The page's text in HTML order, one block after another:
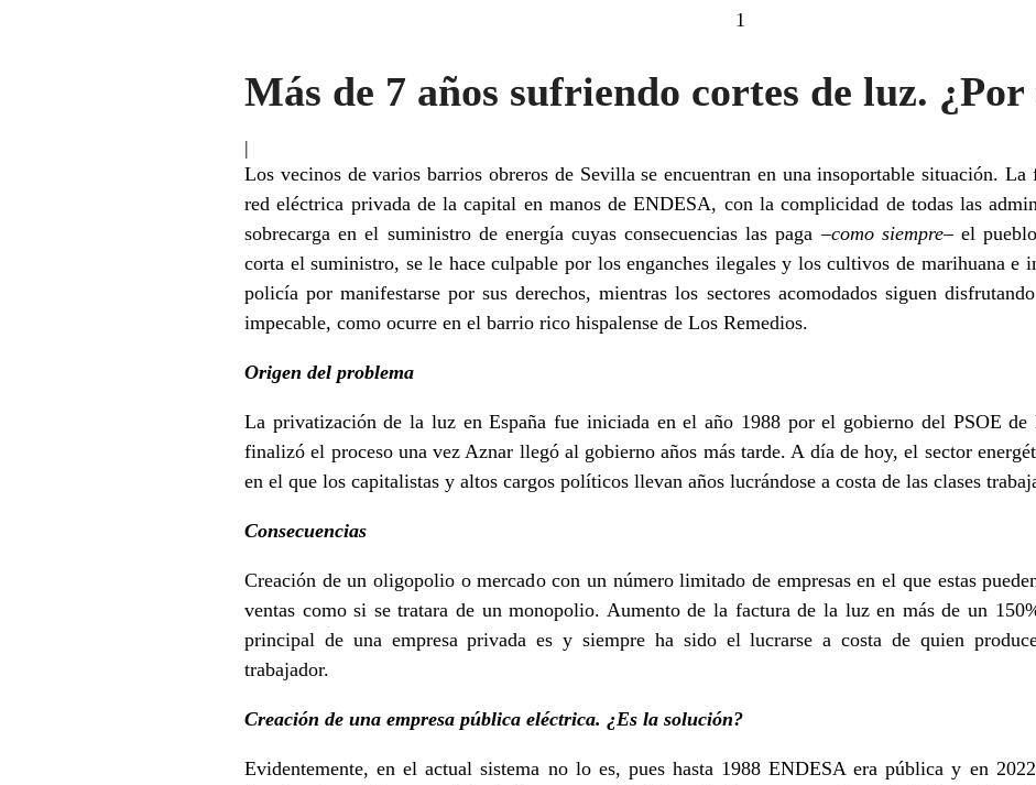
1
Más de 7 años sufriendo cortes de luz. ¿Por
|
Los vecinos de varios barrios obreros de Sevilla se encuentran en una insoportable situación. La
red eléctrica privada de la capital en manos de ENDESA, con la complicidad de todas las
sobrecarga en el suministro de energía cuyas consecuencias las paga –como siempre– el
corta el suministro, se le hace culpable por los enganches ilegales y los cultivos de marihuana e
policía por manifestarse por sus derechos, mientras los sectores acomodados siguen
impecable, como ocurre en el barrio rico hispalense de Los Remedios.
Origen del problema
La privatización de la luz en España fue iniciada en el año 1988 por el gobierno del PSOE de
finalizó el proceso una vez Aznar llegó al gobierno años más tarde. A día de hoy, el sector
en el que los capitalistas y altos cargos políticos llevan años lucrándose a costa de las clases
Consecuencias
Creación de un oligopolio o mercado con un número limitado de empresas en el que estas
ventas como si se tratara de un monopolio. Aumento de la factura de la luz en más de un
principal de una empresa privada es y siempre ha sido el lucrarse a costa de quien
trabajador.
Creación de una empresa pública eléctrica. ¿Es la solución?
Evidentemente, en el actual sistema no lo es, pues hasta 1988 ENDESA era pública y en